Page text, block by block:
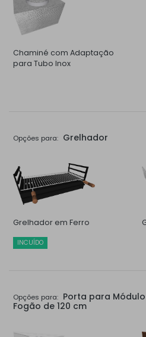
Chaminé com Adaptação
para Tubo Inox
Opções para: Grelhador
Grelhador em Ferro
INCUÍDO
Opções para: Porta para
Fogão de 120 cm